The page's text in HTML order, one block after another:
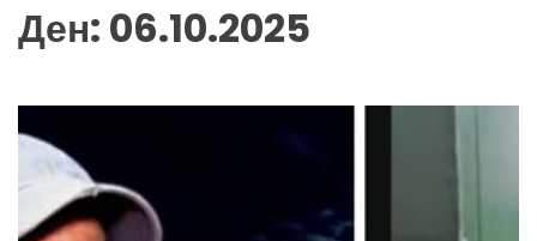
Ден: 06.10.2025